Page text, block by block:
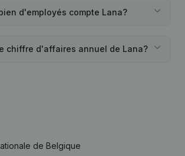
d'employés compte Lana?
chiffre d'affaires annuel de Lana?
de Belgique